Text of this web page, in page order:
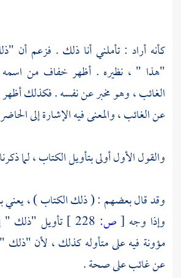
كأنه أراد : تأملني أنا ذلك . فزعم أن
"هذا " ، نظيره . أظهر خفافمن
الغائب ، وهو مخبر عن نفسه . فكذلك
عن الغائب ، والمعنى فيه الإشارة إلى
والقول الأول أولى بتأويل الكتاب ، لما
وقد قال بعضهم : ( ذلك الكتاب ) ، يعني
وإذا وجه [ص:
تأويل "ذلك "
مؤونة فيه على متأوله كذلك ، لأن "ذلك
عن غائب على صحة .